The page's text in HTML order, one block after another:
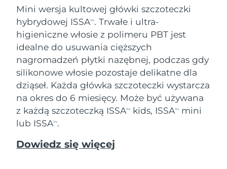
Mini wersja kultowej główki szczoteczki
hybrydowej ISSATM. Trwałe i ultra-
higieniczne włosie z polimeru PBT jest
idealne do usuwania cięższych
nagromadzeń płytki nazębnej, podczas gdy
silikonowe włosie pozostaje delikatne dla
dziąseł. Każda główka szczoteczki wystarcza
na okres do 6 miesięcy. Może być używana
z każdą szczoteczką ISSATM kids, ISSATM
mini
lub ISSATM.
Dowiedz się więcej
Tajlandia
Oczekiwany czas dostawy
Turcja
Oczekiwany czas dostawy
Zjednoczone Emiraty
Arabskie
Oczekiwany czas dostawy
12/08/2026
Wielka Brytania
Oczekiwany czas dostawy
11/08/2026
Stany Zjednoczone